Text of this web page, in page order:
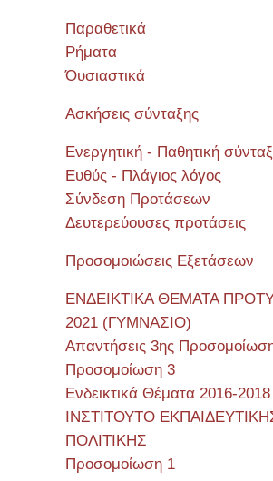
Παραθετικά
Ρήματα
Όυσιαστικά
Ασκήσεις σύνταξης
Ενεργητική - Παθητική
Ευθύς - Πλάγιος λόγος
Σύνδεση Προτάσεων
Δευτερεύουσες προτάσεις
Προσομοιώσεις Εξετάσεων
ΕΝΔΕΙΚΤΙΚΑ ΘΕΜΑΤΑ
2021 (ΓΥΜΝΑΣΙΟ)
Απαντήσεις 3ης
Προσομοίωση 3
Ενδεικτικά Θέματα 2016-2018
ΙΝΣΤΙΤΟΥΤΟ
ΠΟΛΙΤΙΚΗΣ
Προσομοίωση 1